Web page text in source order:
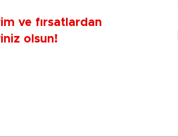
ve fırsatlardan
olsun!